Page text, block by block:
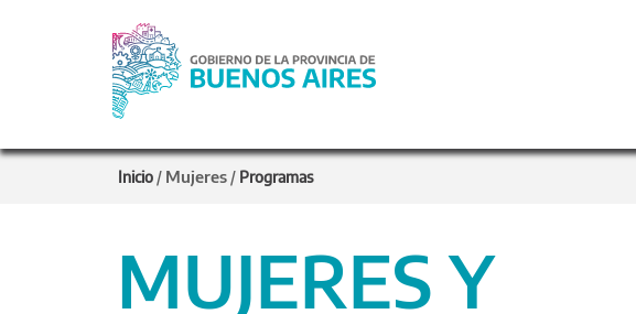
Inicio / Mujeres / Programas
MUJERES Y